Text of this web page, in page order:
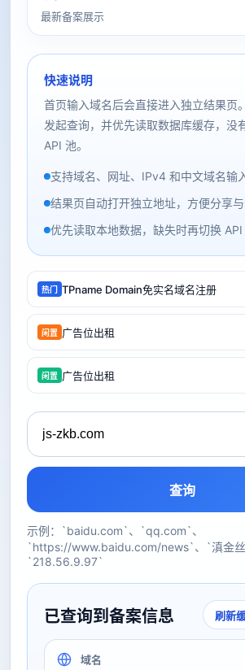
最新备案展示
快速说明
首页输入域名后会直接进入独立结果页
发起查询，并优先读取数据库缓存，没
API 池。
支持域名、网址、IPv4 和中文域名输入
结果页自动打开独立地址，方便分享与
优先读取本地数据，缺失时再切换 API
热门 TPname Domain免实名域名注册
闲置 广告位出租
闲置 广告位出租
查询
示例：`baidu.com`、`qq.com`、
`https://www.baidu.com/news`、`滇金丝
`218.56.9.97`
已查询到备案信息 刷新
域名